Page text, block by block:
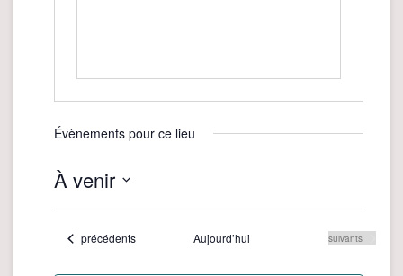
Évènements pour ce lieu
À venir
date.Évènements
précédents Aujourd’hui Évènements
suivants